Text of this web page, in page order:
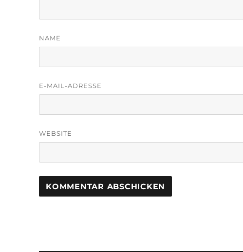
NAME
E-MAIL-ADRESSE
WEBSITE